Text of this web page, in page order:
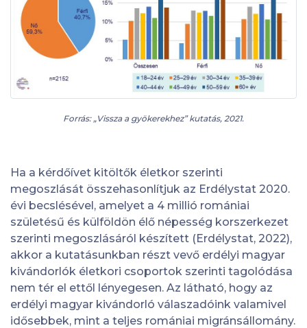
Forrás: „Vissza a gyökerekhez” kutatás, 2021.
Ha a kérdőívet kitöltők életkor szerinti
megoszlását összehasonlítjuk az Erdélystat 2020.
évi becslésével, amelyet a 4 millió romániai
születésű és külföldön élő népesség korszerkezet
szerinti megoszlásáról készített (Erdélystat, 2022),
akkor a kutatásunkban részt vevő erdélyi magyar
kivándorlók életkori csoportok szerinti tagolódása
nem tér el ettől lényegesen. Az látható, hogy az
erdélyi magyar kivándorló válaszadóink valamivel
idősebbek, mint a teljes romániai migránsállomány.